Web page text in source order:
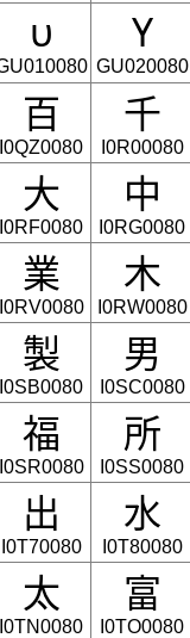
υ Υ
GU020080
百
I0QZ0080
千
I0R00080
大
I0RF0080
中
I0RG0080
業
I0RV0080
木
I0RW0080
製
I0SB0080
男
I0SC0080
福
I0SR0080
所
I0SS0080
出
I0T70080
水
I0T80080
太
I0TN0080
富
I0TO0080